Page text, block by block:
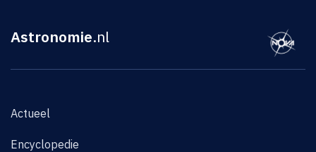
Astronomie.nl
Actueel
Encyclopedie